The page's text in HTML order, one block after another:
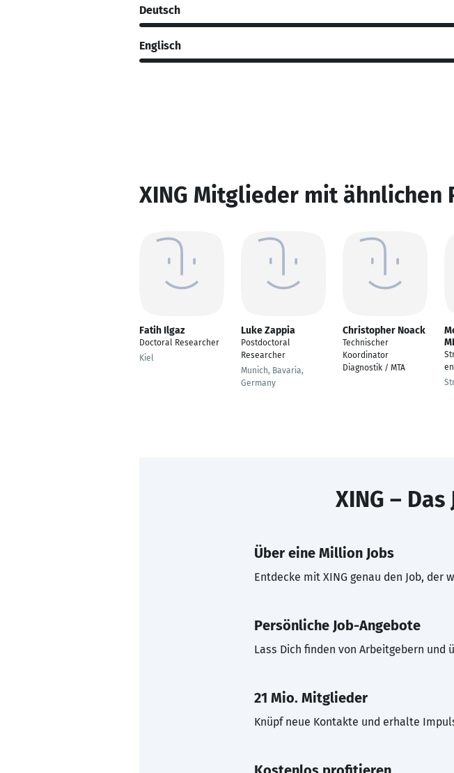
Deutsch
Englisch
XING Mitglieder mit ähnlichen
Fatih Ilgaz
Doctoral Researcher
Kiel
Luke Zappia
Postdoctoral
Researcher
Munich, Bavaria,
Germany
Christopher Noack
Technischer
Koordinator
Diagnostik / MTA
XING –
Über eine Million Jobs
Entdecke mit XING genau den Job, der
Persönliche Job-Angebote
Lass Dich finden von Arbeitgebern und
21 Mio. Mitglieder
Knüpf neue Kontakte und erhalte